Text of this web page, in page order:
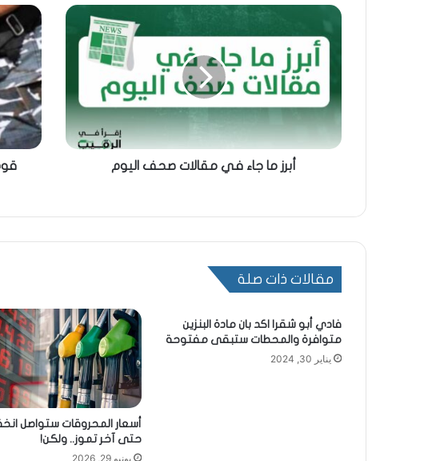
أبرز ما جاء في مقالات صحف اليوم
مقالات ذات صلة
فادي أبو شقرا اكد بان مادة البنزين
متوافرة والمحطات ستبقى مفتوحة
يناير 30, 2024
أسعار المحروقات ستواصل
حتى آخر تموز.. ولكن!
يونيو 29, 2026